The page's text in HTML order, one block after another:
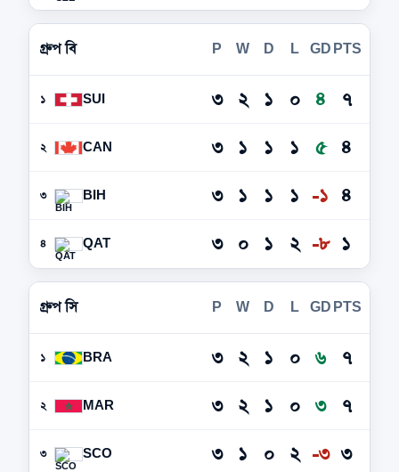
গ্রুপ বি P W D L GD PTS
১ SUI ৩ ২ ১ ০ ৪ ৭
২ CAN ৩ ১ ১ ১ ৫ ৪
৩ BIH ৩ ১ ১ ১ -১ ৪
৪ QAT ৩ ০ ১ ২ -৮ ১
গ্রুপ সি P W D L GD PTS
১ BRA ৩ ২ ১ ০ ৬ ৭
২ MAR ৩ ২ ১ ০ ৩ ৭
৩ SCO ৩ ১ ০ ২ -৩ ৩